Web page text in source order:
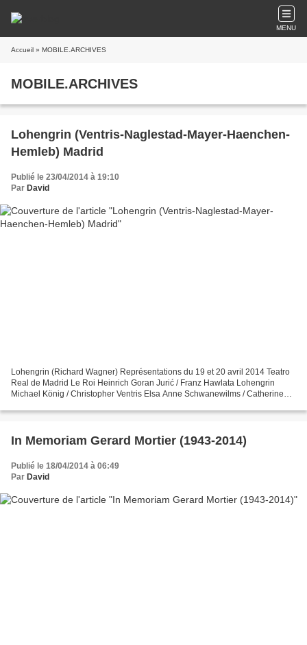
MENU
Accueil » MOBILE.ARCHIVES
MOBILE.ARCHIVES
Lohengrin (Ventris-Naglestad-Mayer-Haenchen-
Hemleb) Madrid
Publié le 23/04/2014 à 19:10
Par David
Lohengrin (Richard Wagner) Représentations du 19 et 20 avril 2014 Teatro
Real de Madrid Le Roi Heinrich Goran Jurić / Franz Hawlata Lohengrin
Michael König / Christopher Ventris Elsa Anne Schwanewilms / Catherine
In Memoriam Gerard Mortier (1943-2014)
Publié le 18/04/2014 à 06:49
Par David